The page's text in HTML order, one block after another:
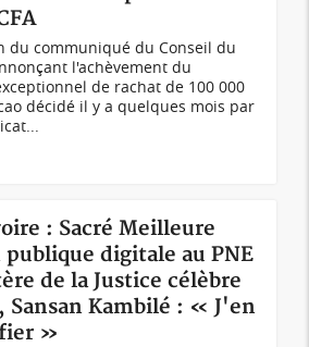
du communiqué du Conseil du
l'achèvement du
de rachat de 100 000
décidé il y a quelques mois par
: Sacré Meilleure
digitale au PNE
de la Justice célèbre
Sansan Kambilé : « J'en
»